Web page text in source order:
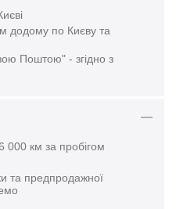
додому по Києву та
Поштою" - згідно з
000 км за пробігом
та предпродажної